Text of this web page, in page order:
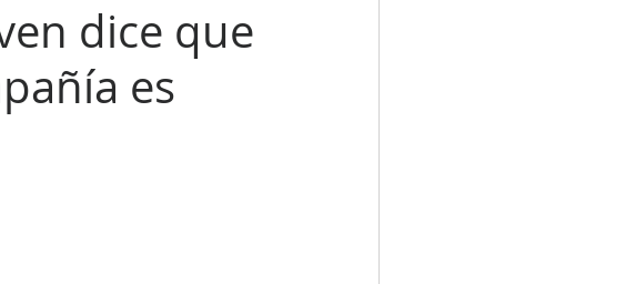
Fintech Estrategia
dice que
es